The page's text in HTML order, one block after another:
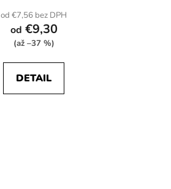
od €7,56 bez DPH
od €9,30
(až –37 %)
DETAIL